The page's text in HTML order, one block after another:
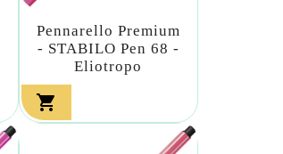
Pennarello Premium
- STABILO Pen 68 -
Eliotropo
